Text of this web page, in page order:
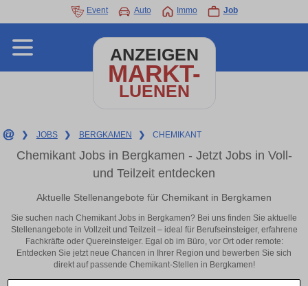
Event Auto Immo Job
ANZEIGEN
MARKT-
LUENEN
❯ JOBS ❯ BERGKAMEN ❯ CHEMIKANT
Chemikant Jobs in Bergkamen - Jetzt Jobs in Voll-
und Teilzeit entdecken
Aktuelle Stellenangebote für Chemikant in Bergkamen
Sie suchen nach Chemikant Jobs in Bergkamen? Bei uns finden Sie aktuelle
Stellenangebote in Vollzeit und Teilzeit – ideal für Berufseinsteiger, erfahrene
Fachkräfte oder Quereinsteiger. Egal ob im Büro, vor Ort oder remote:
Entdecken Sie jetzt neue Chancen in Ihrer Region und bewerben Sie sich
direkt auf passende Chemikant-Stellen in Bergkamen!